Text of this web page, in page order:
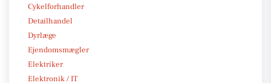
Cykelforhandler
Detailhandel
Dyrlæge
Ejendomsmægler
Elektriker
Elektronik / IT